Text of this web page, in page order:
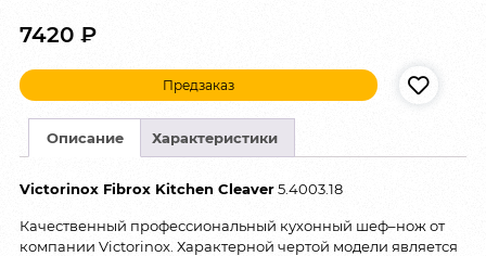
7420 ₽
Предзаказ
Описание Характеристики
Victorinox Fibrox Kitchen Cleaver5.4003.18
Качественный профессиональный кухонный шеф–нож от
компании Victorinox. Характерной чертой модели является